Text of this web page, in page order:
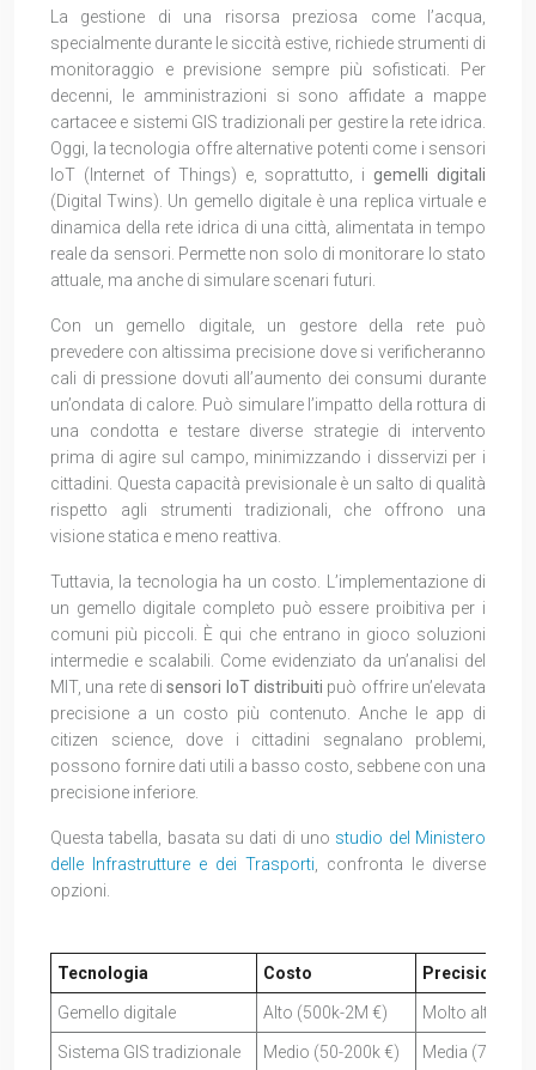
La gestione di una risorsa preziosa come l’acqua,
specialmente durante le siccità estive, richiede strumenti di
monitoraggio e previsione sempre più sofisticati. Per
decenni, le amministrazioni si sono affidate a mappe
cartacee e sistemi GIS tradizionali per gestire la rete idrica.
Oggi, la tecnologia offre alternative potenti come i sensori
IoT (Internet of Things) e, soprattutto, i gemelli digitali
(Digital Twins). Un gemello digitale è una replica virtuale e
dinamica della rete idrica di una città, alimentata in tempo
reale da sensori. Permette non solo di monitorare lo stato
attuale, ma anche di simulare scenari futuri.
Con un gemello digitale, un gestore della rete può
prevedere con altissima precisione dove si verificheranno
cali di pressione dovuti all’aumento dei consumi durante
un’ondata di calore. Può simulare l’impatto della rottura di
una condotta e testare diverse strategie di intervento
prima di agire sul campo, minimizzando i disservizi per i
cittadini. Questa capacità previsionale è un salto di qualità
rispetto agli strumenti tradizionali, che offrono una
visione statica e meno reattiva.
Tuttavia, la tecnologia ha un costo. L’implementazione di
un gemello digitale completo può essere proibitiva per i
comuni più piccoli. È qui che entrano in gioco soluzioni
intermedie e scalabili. Come evidenziato da un’analisi del
MIT, una rete disensori IoT distribuiti può offrire un’elevata
precisione a un costo più contenuto. Anche le app di
citizen science, dove i cittadini segnalano problemi,
possono fornire dati utili a basso costo, sebbene con una
precisione inferiore.
Questa tabella, basata su dati di uno studio del Ministero
delle Infrastrutture e dei Trasporti , confronta le diverse
opzioni.
Tecnologia Costo Precisione
Gemello digitale Alto (500k-2M €) Molto alta
Sistema GIS tradizionale Medio (50-200k €) Media (70%)